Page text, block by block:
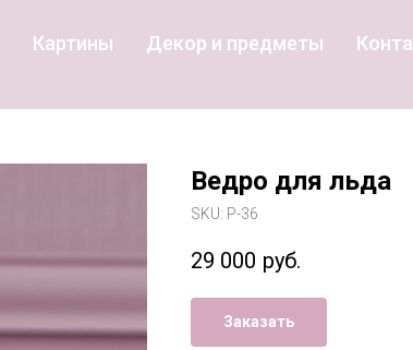
Картины Декор и предметы
Ведро для льда
SKU: Р-36
29 000 руб.
Заказать